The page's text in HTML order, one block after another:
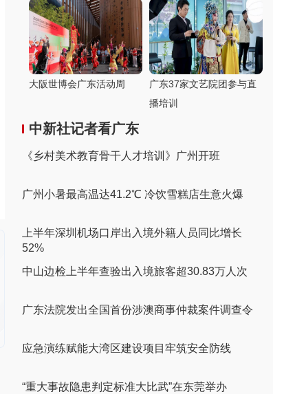
大阪世博会广东活动周
广东37家文艺院团参与直
播培训
中新社记者看广东
《乡村美术教育骨干人才培训》广州开班
广州小暑最高温达41.2℃ 冷饮雪糕店生意火爆
上半年深圳机场口岸出入境外籍人员同比增长
52%
中山边检上半年查验出入境旅客超30.83万人次
广东法院发出全国首份涉澳商事仲裁案件调查令
应急演练赋能大湾区建设项目牢筑安全防线
“重大事故隐患判定标准大比武”在东莞举办